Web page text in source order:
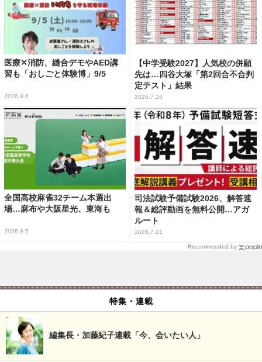
医療✕消防、縫合デモやAED講
習も「おしごと体験博」9/5
2026.8.6
【中学受験2027】人気校の併願
先は…四谷大塚「第2回合不合判
定テスト」結果
2026.7.16
全国高校麻雀32チーム本選出
場…麻布や大阪星光、東海も
2026.8.5
司法試験予備試験2026、解答速
報＆総評動画を無料公開…アガ
ルート
2026.7.21
Recommended by
特集・連載
編集長・加藤紀子連載「今、会いたい人」